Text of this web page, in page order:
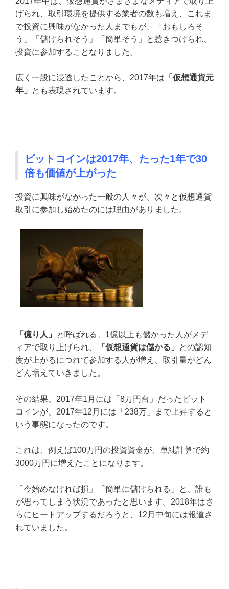
げられ、取引環境を提供する業者の数も増え、これま
で投資に興味がなかった人までもが、「おもしろそ
う」「儲けられそう」「簡単そう」と惹きつけられ、
投資に参加することなりました。
広く一般に浸透したことから、2017年は 「仮想通貨元
年」
とも表現されています。
ビットコインは2017年、たった1年で30
倍も価値が上がった
投資に興味がなかった一般の人々が、次々と仮想通貨
取引に参加し始めたのには理由がありました。
「億り人」
と呼ばれる、1億以上も儲かった人がメデ
ィアで取り上げられ、
「仮想通貨は儲かる」
との認知
度が上がるにつれて参加する人が増え、取引量がどん
どん増えていきました。
その結果、2017年1月には「8万円台」だったビット
コインが、2017年12月には「238万」まで上昇すると
いう事態になったのです。
これは、例えば100万円の投資資金が、単純計算で約
3000万円に増えたことになります。
「今始めなければ損」「簡単に儲けられる」と、誰も
が思ってしまう状況であったと思います。2018年はさ
らにヒートアップするだろうと、12月中旬には報道さ
れていました。